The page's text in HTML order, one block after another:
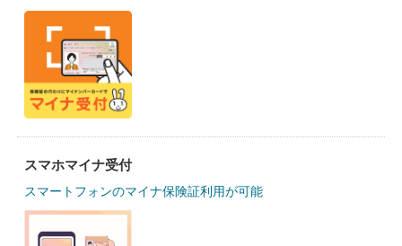
スマホマイナ受付
スマートフォンのマイナ保険証利用が可能